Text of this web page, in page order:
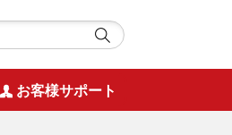
お客様サポート